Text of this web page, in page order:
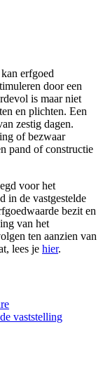
erfgoed
door een
is maar niet
en plichten. Een
zestig dagen.
of bezwaar
pand of constructie
voor het
in de vastgestelde
bezit en
van het
ten aanzien van
lees je hier.
vaststelling